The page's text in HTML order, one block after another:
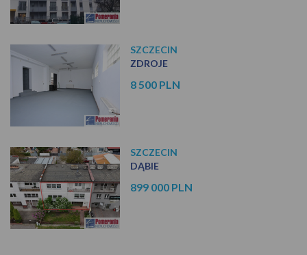
SZCZECIN
ZDROJE
8 500 PLN
SZCZECIN
DĄBIE
899 000 PLN